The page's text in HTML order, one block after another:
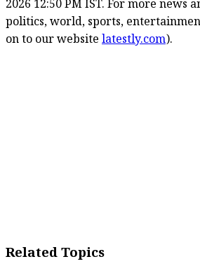
2026 12:50 PM IST. For more news
politics, world, sports,
on to our website latestly.com).
Related Topics